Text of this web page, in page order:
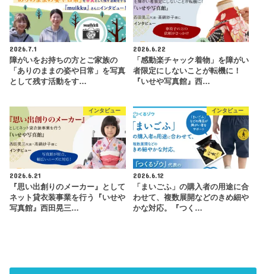
2026.7.1
障がいをお持ちの方とご家族の
「ありのままの姿や日常」を写真
として残す活動をす…
2026.6.22
「感動楽チャック着物」を障がい
者限定にしないことが転機に！
『いせや写真館』西…
インタビュー
2026.6.21
『思い出創りのメーカー』として
ネット貸衣装事業を行う『いせや
写真館』西田晃三…
インタビュー
2026.6.12
「まいごふ」の購入者の用途に合
わせて、複数展開などのきめ細や
かな対応。『つく…